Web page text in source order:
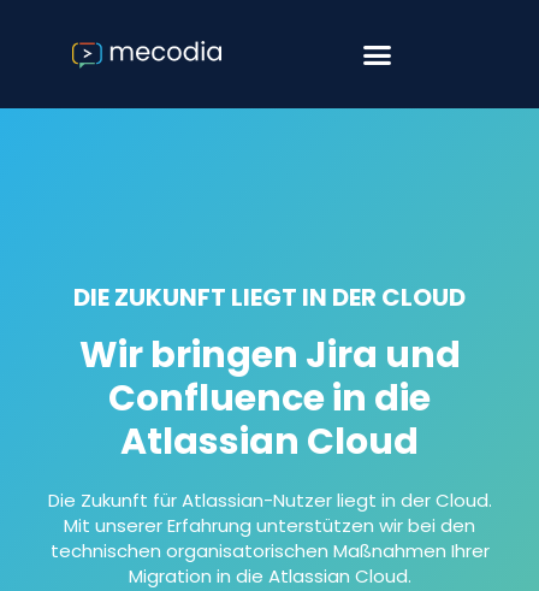
DIE ZUKUNFT LIEGT IN DER CLOUD
Wir bringen Jira und
Confluence in die
Atlassian Cloud
Die Zukunft für Atlassian-Nutzer liegt in der Cloud.
Mit unserer Erfahrung unterstützen wir bei den
technischen organisatorischen Maßnahmen Ihrer
Migration in die Atlassian Cloud.